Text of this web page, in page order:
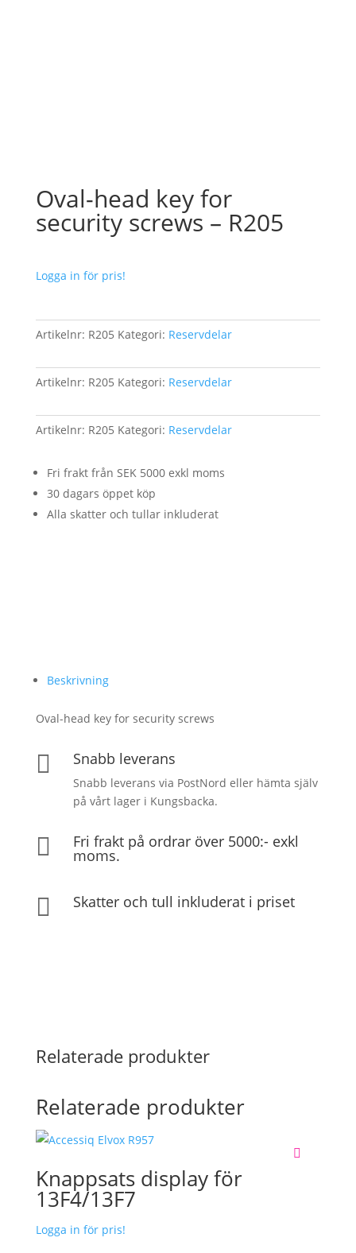
Oval-head key for
security screws – R205
Logga in för pris!
Artikelnr: R205 Kategori: Reservdelar
Artikelnr: R205 Kategori: Reservdelar
Artikelnr: R205 Kategori: Reservdelar
Fri frakt från SEK 5000 exkl moms
30 dagars öppet köp
Alla skatter och tullar inkluderat
Beskrivning
Oval-head key for security screws
 Snabb leverans
Snabb leverans via PostNord eller hämta själv
på vårt lager i Kungsbacka.
 Fri frakt på ordrar över 5000:- exkl
moms.
 Skatter och tull inkluderat i priset
Relaterade produkter
Relaterade produkter
Knappsats display för
13F4/13F7
Logga in för pris!